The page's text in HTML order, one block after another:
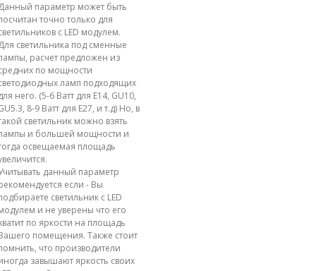
параметр может быть
точно только для
с LED модулем.
светильника под сменные
расчет предложен из
по мощности
ламп подходящих
него. (5-6 Ватт для E14, GU10,
8-9 Ватт для E27, и т.д) Но, в
светильник можно взять
и большей мощности и
освещаемая площадь
данный параметр
если - Вы
светильник с LED
и не уверены что его
по яркости на площадь
помещения. Также стоит
что производители
завышают яркость своих